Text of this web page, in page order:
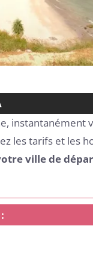
instantanément
les tarifs et les
ville de